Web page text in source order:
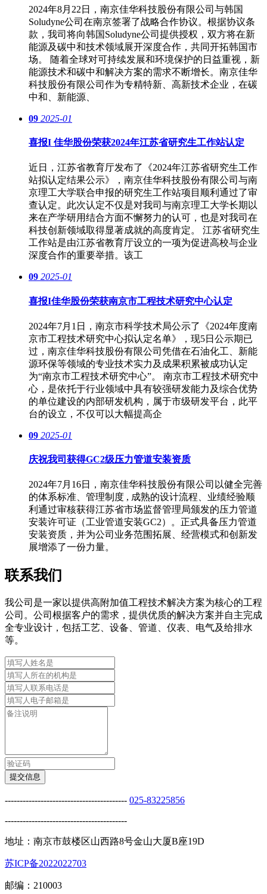
2024年8月22日，南京佳华科技股份有限公司与韩国
Soludyne公司在南京签署了战略合作协议。根据协议条
款，我司将向韩国Soludyne公司提供授权，双方将在新
能源及碳中和技术领域展开深度合作，共同开拓韩国市
场。 随着全球对可持续发展和环境保护的日益重视，新
能源技术和碳中和解决方案的需求不断增长。南京佳华
科技股份有限公司作为专精特新、高新技术企业，在碳
中和、新能源、
09 2025-01
喜报I 佳华股份荣获2024年江苏省研究生工作站认定
近日，江苏省教育厅发布了《2024年江苏省研究生工作
站拟认定结果公示》，南京佳华科技股份有限公司与南
京理工大学联合申报的研究生工作站项目顺利通过了审
查认定。此次认定不仅是对我司与南京理工大学长期以
来在产学研用结合方面不懈努力的认可，也是对我司在
科技创新领域取得显著成就的高度肯定。 江苏省研究生
工作站是由江苏省教育厅设立的一项为促进高校与企业
深度合作的重要举措。该工
09 2025-01
喜报I佳华股份荣获南京市工程技术研究中心认定
2024年7月1日，南京市科学技术局公示了《2024年度南
京市工程技术研究中心拟认定名单》，现5日公示期已
过，南京佳华科技股份有限公司凭借在石油化工、新能
源环保等领域的专业技术实力及成果积累被成功认定
为“南京市工程技术研究中心”。 南京市工程技术研究中
心，是依托于行业领域中具有较强研发能力及综合优势
的单位建设的内部研发机构，属于市级研发平台，此平
台的设立，不仅可以大幅提高企
09 2025-01
庆祝我司获得GC2级压力管道安装资质
2024年7月16日，南京佳华科技股份有限公司以健全完善
的体系标准、管理制度 , 成熟的设计流程、业绩经验顺
利通过审核获得江苏省市场监督管理局颁发的压力管道
安装许可证（工业管道安装GC2）。正式具备压力管道
安装资质，并为公司业务范围拓展、经营模式和创新发
展增添了一份力量。
联系我们
我公司是一家以提供高附加值工程技术解决方案为核心的工程
公司。公司根据客户的需求，提供优质的解决方案并自主完成
全专业设计，包括工艺、设备、管道、仪表、电气及给排水
等。
提交信息
----------------------------------------- 025-83225856
-----------------------------------------
地址：南京市鼓楼区山西路8号金山大厦B座19D
苏ICP备2022022703
邮编：210003